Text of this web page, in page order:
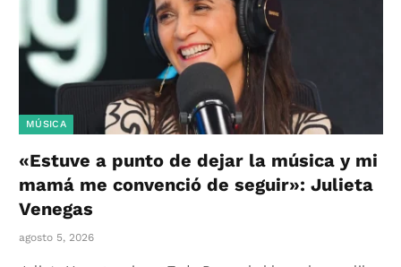
MÚSICA
«Estuve a punto de dejar la música y mi
mamá me convenció de seguir»: Julieta
Venegas
agosto 5, 2026